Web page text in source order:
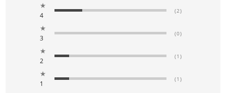
★
4
(2)
★
3
(0)
★
2
(1)
★
1
(1)